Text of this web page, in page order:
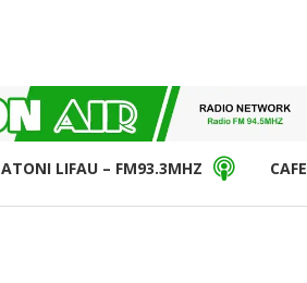
ATONI LIFAU – FM93.3MHZ